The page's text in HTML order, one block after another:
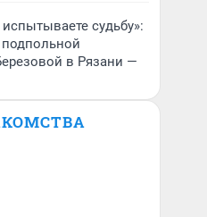
судьбу»:
подпольной
в Рязани —